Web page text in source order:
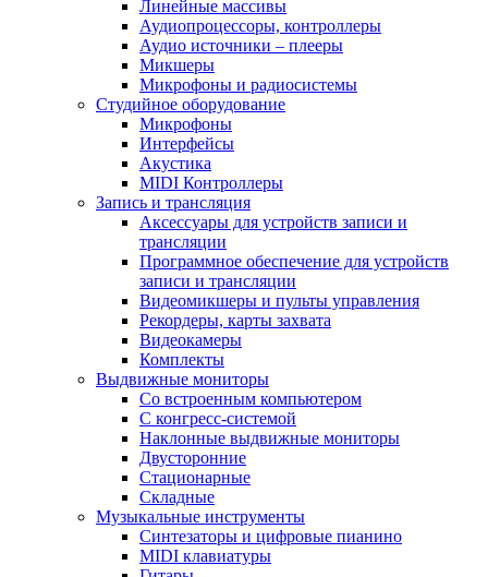
Линейные массивы
Аудиопроцессоры, контроллеры
Аудио источники – плееры
Микшеры
Микрофоны и радиосистемы
Студийное оборудование
Микрофоны
Интерфейсы
Акустика
MIDI Контроллеры
Запись и трансляция
Аксессуары для устройств записи и
трансляции
Программное обеспечение для устройств
записи и трансляции
Видеомикшеры и пульты управления
Рекордеры, карты захвата
Видеокамеры
Комплекты
Выдвижные мониторы
Со встроенным компьютером
С конгресс-системой
Наклонные выдвижные мониторы
Двусторонние
Стационарные
Складные
Музыкальные инструменты
Синтезаторы и цифровые пианино
MIDI клавиатуры